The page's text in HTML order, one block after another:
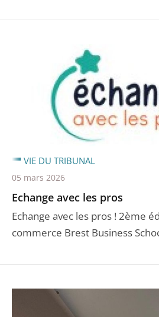
Echange avec les pros
Echange avec les pros ! 2ème
commerce Brest Business
VIE DU TRIBUNAL
05 mars 2026